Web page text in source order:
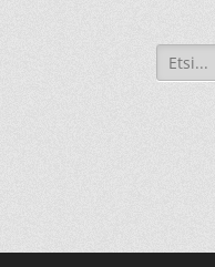
Search
for: